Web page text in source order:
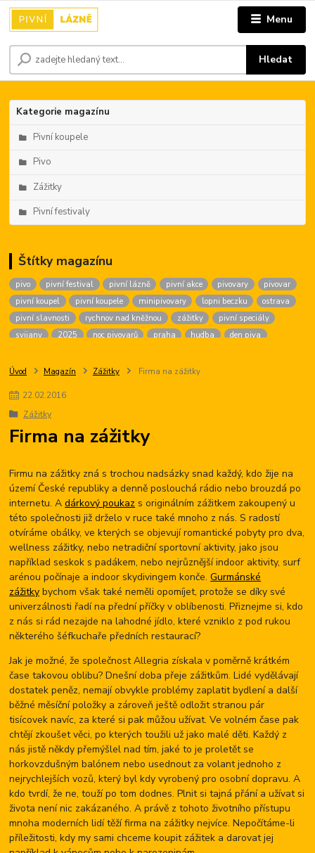
Menu
Hledat
Kategorie magazínu
Pivní koupele
Pivo
Zážitky
Pivní festivaly
Štítky magazínu
pivo pivní festival pivní lázně pivní akce pivovary
pivovar
pivní koupel
pivní koupele minipivovary lopni beczku
ostrava
pivní slavnosti
rychnov nad kněžnou zážitky
pivní speciály
svijany
2025 noc pivovarů praha hudba
den piva
malá morávka
brans pivní chlazení pivné kúpele
karlovy vary
hudební lázně
pivní slavnosti tábor
hotel palcát
Úvod Magazín Zážitky Firma na zážitky
22.02.2016
Zážitky
Firma na zážitky
Firmu na zážitky zná s trochou nadsázky snad každý, kdo žije na
území České republiky a denně poslouchá rádio nebo brouzdá po
internetu. Adárkový poukaz s originálním zážitkem zakoupený u
této společnosti již drželo v ruce také mnoho z nás. S radostí
otvíráme obálky, ve kterých se objevují romantické pobyty pro dva,
wellness zážitky, nebo netradiční sportovní aktivity, jako jsou
například seskok s padákem, nebo nejrůznější indoor aktivity, surf
arénou počínaje a indoor skydivingem konče.Gurmánské
zážitky bychom však také neměli opomíjet, protože se díky své
univerzálnosti řadí na přední příčky v oblíbenosti. Přiznejme si, kdo
z nás si rád nezajde na lahodné jídlo, které vzniklo z pod rukou
některého šéfkuchaře předních restaurací?
Jak je možné, že společnost Allegria získala v poměrně krátkém
čase takovou oblibu? Dnešní doba přeje zážitkům. Lidé vydělávají
dostatek peněz, nemají obvykle problémy zaplatit bydlení a další
běžné měsíční položky a zároveň ještě odložit stranou pár
tisícovek navíc, za které si pak můžou užívat. Ve volném čase pak
chtějí zkoušet věci, po kterých toužili už jako malé děti. Každý z
nás jistě někdy přemýšlel nad tím, jaké to je proletět se
horkovzdušným balónem nebo usednout za volant jednoho z
nejrychlejších vozů, který byl kdy vyrobený pro osobní dopravu. A
kdo tvrdí, že ne, touží po tom dodnes. Plnit si tajná přání a užívat si
života není nic zakázaného. A právě z tohoto životního přístupu
mnoha moderních lidí těží firma na zážitky nejvíce. Nepočítáme-li
příležitosti, kdy my sami chceme koupit zážitek a darovat jej